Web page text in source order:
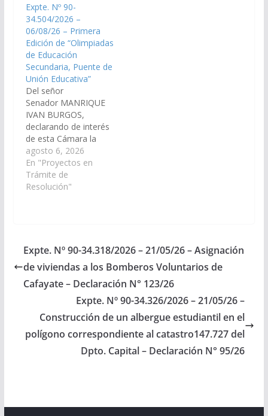
fin de proceder, a la
mayor brevedad
posible, a la
designación de
docentes de
Agronomía en
escuelas…
Expte. Nº 90-
34.504/2026 –
06/08/26 – Primera
Edición de “Olimpiadas
de Educación
Secundaria, Puente de
Unión Educativa”
Del señor
Senador MANRIQUE
IVAN BURGOS,
declarando de interés
de esta Cámara la
Primera Edición de
“Olimpiadas de
Educación Secundaria,
Puente de Unión
2.026 en el municipio
de Cachi,
Departamento
homónimo. (Expte. Nº
90-34.504/2026, a la
Comisión de…
agosto 6, 2026
En "Proyectos en
Trámite de
Resolución"
Expte. Nº 90-34.318/2026 – 21/05/26 – Asignación
de viviendas a los Bomberos Voluntarios de
Cafayate – Declaración N° 123/26
Expte. Nº 90-34.326/2026 – 21/05/26 –
Construcción de un albergue estudiantil en el
polígono correspondiente al catastro147.727 del
Dpto. Capital – Declaración N° 95/26